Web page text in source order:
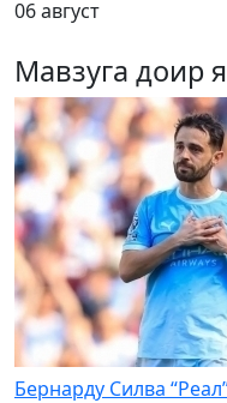
06 август
Мавзуга доир
Бернарду Силва